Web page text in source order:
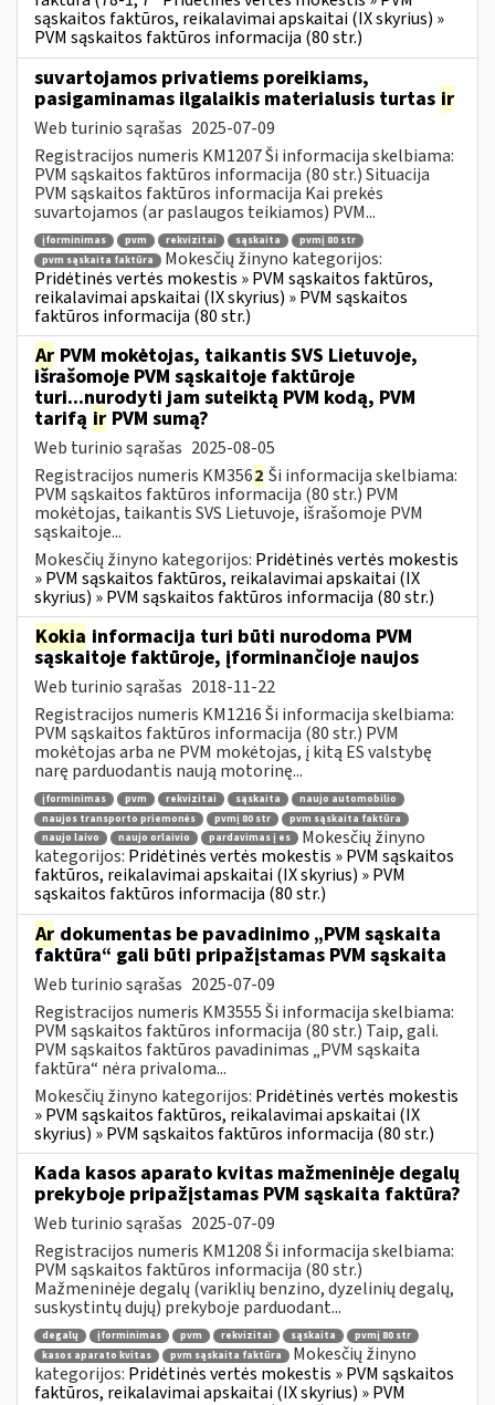
sąskaitos faktūros, reikalavimai apskaitai (IX skyrius) »
PVM sąskaitos faktūros informacija (80 str.)
suvartojamos privatiems poreikiams,
pasigaminamas ilgalaikis materialusis turtas ir
Web turinio sąrašas 2025-07-09
Registracijos numeris KM1207 Ši informacija skelbiama:
PVM sąskaitos faktūros informacija (80 str.) Situacija
PVM sąskaitos faktūros informacija Kai prekės
suvartojamos (ar paslaugos teikiamos) PVM...
įforminimas pvm rekvizitai sąskaita
pvmį 80 str
pvm sąskaita faktūra
Mokesčių žinyno kategorijos:
Pridėtinės vertės mokestis » PVM sąskaitos faktūros,
reikalavimai apskaitai (IX skyrius) » PVM sąskaitos
faktūros informacija (80 str.)
Ar PVM mokėtojas, taikantis SVS Lietuvoje,
išrašomoje PVM sąskaitoje faktūroje
turi...nurodyti jam suteiktą PVM kodą, PVM
tarifą ir PVM sumą?
Web turinio sąrašas 2025-08-05
Registracijos numeris KM3562 Ši informacija skelbiama:
PVM sąskaitos faktūros informacija (80 str.) PVM
mokėtojas, taikantis SVS Lietuvoje, išrašomoje PVM
sąskaitoje...
Mokesčių žinyno kategorijos: Pridėtinės vertės mokestis
» PVM sąskaitos faktūros, reikalavimai apskaitai (IX
skyrius) » PVM sąskaitos faktūros informacija (80 str.)
Kokia informacija turi būti nurodoma PVM
sąskaitoje faktūroje, įforminančioje naujos
Web turinio sąrašas 2018-11-22
Registracijos numeris KM1216 Ši informacija skelbiama:
PVM sąskaitos faktūros informacija (80 str.) PVM
mokėtojas arba ne PVM mokėtojas, į kitą ES valstybę
narę parduodantis naują motorinę...
įforminimas pvm rekvizitai sąskaita
naujo automobilio
naujos transporto priemonės
pvmį 80 str
pvm sąskaita faktūra
naujo laivo
naujo orlaivio pardavimas į es
Mokesčių žinyno
kategorijos: Pridėtinės vertės mokestis » PVM sąskaitos
faktūros, reikalavimai apskaitai (IX skyrius) » PVM
sąskaitos faktūros informacija (80 str.)
Ar dokumentas be pavadinimo „PVM sąskaita
faktūra“ gali būti pripažįstamas PVM sąskaita
Web turinio sąrašas 2025-07-09
Registracijos numeris KM3555 Ši informacija skelbiama:
PVM sąskaitos faktūros informacija (80 str.) Taip, gali.
PVM sąskaitos faktūros pavadinimas „PVM sąskaita
faktūra“ nėra privaloma...
Mokesčių žinyno kategorijos: Pridėtinės vertės mokestis
» PVM sąskaitos faktūros, reikalavimai apskaitai (IX
skyrius) » PVM sąskaitos faktūros informacija (80 str.)
Kada kasos aparato kvitas mažmeninėje degalų
prekyboje pripažįstamas PVM sąskaita faktūra?
Web turinio sąrašas 2025-07-09
Registracijos numeris KM1208 Ši informacija skelbiama:
PVM sąskaitos faktūros informacija (80 str.)
Mažmeninėje degalų (variklių benzino, dyzelinių degalų,
suskystintų dujų) prekyboje parduodant...
degalų įforminimas pvm rekvizitai sąskaita
pvmį 80 str
kasos aparato kvitas
pvm sąskaita faktūra
Mokesčių žinyno
kategorijos: Pridėtinės vertės mokestis » PVM sąskaitos
faktūros, reikalavimai apskaitai (IX skyrius) » PVM